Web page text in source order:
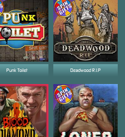
Deadwood R.I.P
Punk Toilet